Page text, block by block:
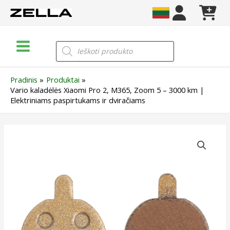
prie
Menu
Products
search
Pradinis
Produktai
Vario kaladėlės Xiaomi Pro 2, M365, Zoom 5 – 3000 km |
Elektriniams paspirtukams ir dviračiams
M365,